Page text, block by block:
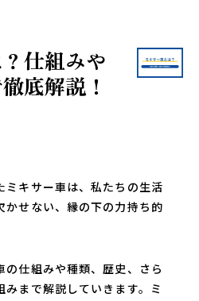
仕組みや
底解説！
ミキサー車は、私たちの生活
かせない、縁の下の力持ち的
仕組みや種類、歴史、さら
まで解説していきます。ミ